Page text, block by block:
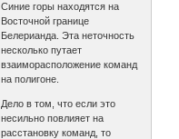
Синие горы находятся на
Восточной границе
Белерианда. Эта неточность
несколько путает
взаиморасположение команд
на полигоне.
Дело в том, что если это
несильно повлияет на
расстановку команд, то